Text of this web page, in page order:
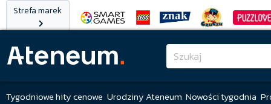
Strefa marek
Tygodniowe hity cenowe Urodziny Ateneum Nowości tygodnia